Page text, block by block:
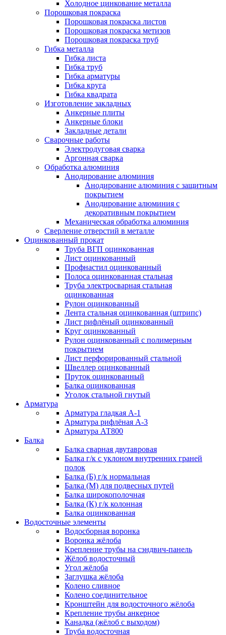
Холодное цинкование металла
Порошковая покраска
Порошковая покраска листов
Порошковая покраска метизов
Порошковая покраска труб
Гибка металла
Гибка листа
Гибка труб
Гибка арматуры
Гибка круга
Гибка квадрата
Изготовление закладных
Анкерные плиты
Анкерные блоки
Закладные детали
Сварочные работы
Электродуговая сварка
Аргонная сварка
Обработка алюминия
Анодирование алюминия
Анодирование алюминия с защитным
покрытием
Анодирование алюминия с
декоративным покрытием
Механическая обработка алюминия
Сверление отверстий в металле
Оцинкованный прокат
Труба ВГП оцинкованная
Лист оцинкованный
Профнастил оцинкованный
Полоса оцинкованная стальная
Труба электросварная стальная
оцинкованная
Рулон оцинкованный
Лента стальная оцинкованная (штрипс)
Лист рифлёный оцинкованный
Круг оцинкованный
Рулон оцинкованный с полимерным
покрытием
Лист перфорированный стальной
Швеллер оцинкованный
Пруток оцинкованный
Балка оцинкованная
Уголок стальной гнутый
Арматура
Арматура гладкая А-1
Арматура рифлёная А-3
Арматура АТ800
Балка
Балка сварная двутавровая
Балка г/к с уклоном внутренних граней
полок
Балка (Б) г/к нормальная
Балка (М) для подвесных путей
Балка широкополочная
Балка (К) г/к колонная
Балка оцинкованная
Водосточные элементы
Водосборная воронка
Воронка жёлоба
Крепление трубы на сэндвич-панель
Жёлоб водосточный
Угол жёлоба
Заглушка жёлоба
Колено сливное
Колено соединительное
Кронштейн для водосточного жёлоба
Крепление трубы анкерное
Канадка (жёлоб с выходом)
Труба водосточная